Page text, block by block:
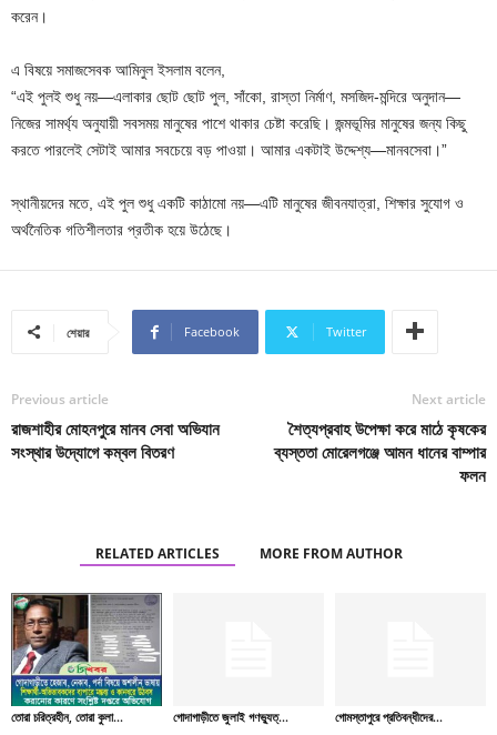
করেন।
এ বিষয়ে সমাজসেবক আমিনুল ইসলাম বলেন,
“এই পুলই শুধু নয়—এলাকার ছোট ছোট পুল, সাঁকো, রাস্তা নির্মাণ, মসজিদ-মন্দিরে অনুদান—
নিজের সামর্থ্য অনুযায়ী সবসময় মানুষের পাশে থাকার চেষ্টা করেছি। জন্মভূমির মানুষের জন্য কিছু
করতে পারলেই সেটাই আমার সবচেয়ে বড় পাওয়া। আমার একটাই উদ্দেশ্য—মানবসেবা।”
স্থানীয়দের মতে, এই পুল শুধু একটি কাঠামো নয়—এটি মানুষের জীবনযাত্রা, শিক্ষার সুযোগ ও
অর্থনৈতিক গতিশীলতার প্রতীক হয়ে উঠেছে।
শেয়ার Facebook Twitter
Previous article
রাজশাহীর মোহনপুরে মানব সেবা অভিযান
সংস্থার উদ্যোগে কম্বল বিতরণ
Next article
শৈত্যপ্রবাহ উপেক্ষা করে মাঠে কৃষকের
ব্যস্ততা মোরেলগঞ্জে আমন ধানের বাম্পার
ফলন
RELATED ARTICLES MORE FROM AUTHOR
তোরা চরিত্রহীন, তোরা কুলা... গোদাগাড়ীতে জুলাই গণভ্যুত্... গোমস্তাপুরে প্রতিবন্ধীদের...